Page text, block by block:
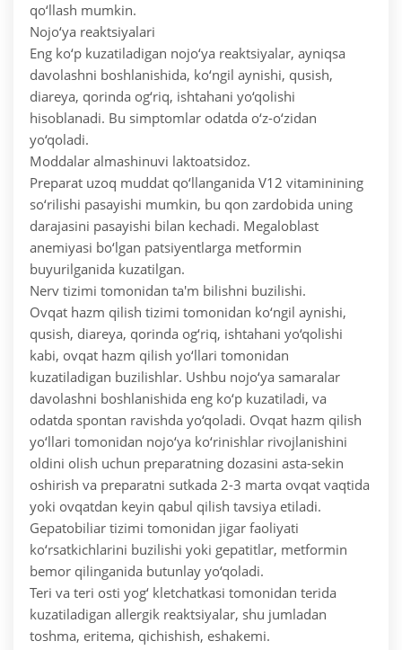
qo‘llash mumkin.
Nojo‘ya reaktsiyalari
Eng ko‘p kuzatiladigan nojo‘ya reaktsiyalar, ayniqsa
davolashni boshlanishida, ko‘ngil aynishi, qusish,
diareya, qorinda og‘riq, ishtahani yo‘qolishi
hisoblanadi. Bu simptomlar odatda o‘z-o‘zidan
yo‘qoladi.
Moddalar almashinuvi laktoatsidoz.
Preparat uzoq muddat qo‘llanganida V12 vitaminining
so‘rilishi pasayishi mumkin, bu qon zardobida uning
darajasini pasayishi bilan kechadi. Megaloblast
anemiyasi bo‘lgan patsiyentlarga metformin
buyurilganida kuzatilgan.
Nerv tizimi tomonidan ta'm bilishni buzilishi.
Ovqat hazm qilish tizimi tomonidan ko‘ngil aynishi,
qusish, diareya, qorinda og‘riq, ishtahani yo‘qolishi
kabi, ovqat hazm qilish yo‘llari tomonidan
kuzatiladigan buzilishlar. Ushbu nojo‘ya samaralar
davolashni boshlanishida eng ko‘p kuzatiladi, va
odatda spontan ravishda yo‘qoladi. Ovqat hazm qilish
yo‘llari tomonidan nojo‘ya ko‘rinishlar rivojlanishini
oldini olish uchun preparatning dozasini asta-sekin
oshirish va preparatni sutkada 2-3 marta ovqat vaqtida
yoki ovqatdan keyin qabul qilish tavsiya etiladi.
Gepatobiliar tizimi tomonidan jigar faoliyati
ko‘rsatkichlarini buzilishi yoki gepatitlar, metformin
bemor qilinganida butunlay yo‘qoladi.
Teri va teri osti yog‘ kletchatkasi tomonidan terida
kuzatiladigan allergik reaktsiyalar, shu jumladan
toshma, eritema, qichishish, eshakemi.